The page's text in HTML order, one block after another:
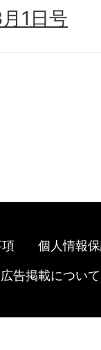
1日号
個人情報
広告掲載について